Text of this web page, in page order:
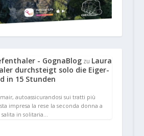
- GognaBlogzu Laura
durchsteigt solo die Eiger-
in 15 Stunden
autoassicurandosi sui tratti più
impresa la rese la seconda donna a
in solitaria…